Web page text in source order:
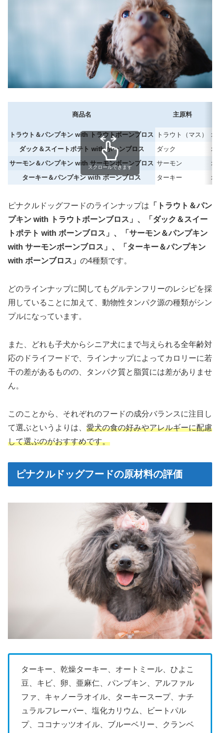
商品名 主原料
トラウト＆パンプキン with トラウトボーンブロス トラウト（マス）
オ
ダック＆スイートポテト with ボーンブロス
ダック
オ
サーモン＆パンプキン with サーモンボーンブロス サーモン
オ
ターキー＆パンプキン with ボーンブロス
ターキー オ
スクロールできます
ピナクルドッグフードのラインナップは 「トラウト＆パン
プキン with トラウトボーンブロス」、「ダック＆スイー
トポテト with ボーンブロス」、「サーモン＆パンプキン
with サーモンボーンブロス」、「ターキー＆パンプキン
with ボーンブロス」 の4種類です。
どのラインナップに関してもグルテンフリーのレシピを採
用していることに加えて、動物性タンパク源の種類がシン
プルになっています。
また、どれも子犬からシニア犬にまで与えられる全年齢対
応のドライフードで、ラインナップによってカロリーに若
干の差があるものの、タンパク質と脂質には差がありませ
ん。
このことから、それぞれのフードの成分バランスに注目し
て選ぶというよりは、 愛犬の食の好みやアレルギーに配慮
して選ぶのがおすすめです。
ピナクルドッグフードの原材料の評価
ターキー、乾燥ターキー、オートミール、ひよこ
豆、キビ、卵、亜麻仁、パンプキン、アルファル
ファ、キャノーラオイル、ターキースープ、ナチ
ュラルフレーバー、塩化カリウム、ビートパル
プ、ココナッツオイル、ブルーベリー、クランベ